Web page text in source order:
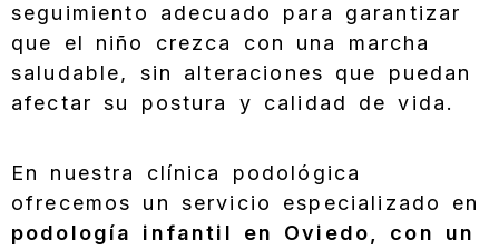
seguimiento adecuado para garantizar
que el niño crezca con una marcha
saludable, sin alteraciones que puedan
afectar su postura y calidad de vida.
En nuestra clínica podológica
ofrecemos un servicio especializado en
podología infantil en Oviedo, con un